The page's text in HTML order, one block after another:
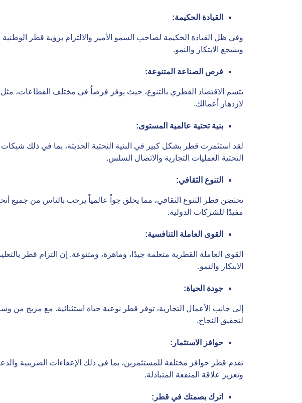
القيادة الحكيمة:
ويشجع الابتكار والنمو.
فرص الصناعة المتنوعة:
يتسم الاقتصاد القطري بالتنوع، حيث يوفر فرصاُ في مختلف القطاعات، مثل
لازدهار أعمالك.
بنية تحتية عالمية المستوى:
لقد استثمرت قطر بشكل كبير في البنية التحتية الحديثة، بما في ذلك شبكات
التحتية العمليات التجارية والاتصال السلس.
التنوع الثقافي:
تحتضن قطر التنوع الثقافي، مما يخلق جواً عالمياً يرحب بالناس من جميع
مفيدًا للشركات الدولية.
القوى العاملة التنافسية:
القوى العاملة القطرية متعلمة جيدًا، وماهرة، ومتنوعة. إن التزام قطر
الابتكار والنمو.
جودة الحياة:
إلى جانب الأعمال التجارية، توفر قطر نوعية حياة استثنائية. مع مزيج من
لتحقيق النجاح.
حوافز الاستثمار :
تقدم قطر حوافز مختلفة للمستثمرين، بما في ذلك الإعفاءات الضريبية
وتعزيز علاقة المنفعة المتبادلة.
اترك بصمتك في قطر :